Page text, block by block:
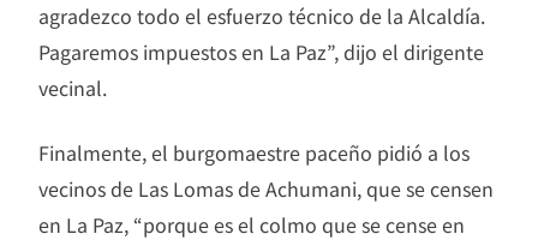
agradezco todo el esfuerzo técnico de la Alcaldía.
Pagaremos impuestos en La Paz”, dijo el dirigente
vecinal.
Finalmente, el burgomaestre paceño pidió a los
vecinos de Las Lomas de Achumani, que se censen
en La Paz, “porque es el colmo que se cense en